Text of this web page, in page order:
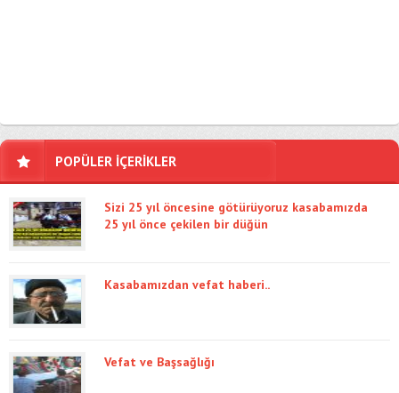
POPÜLER İÇERİKLER
Sizi 25 yıl öncesine götürüyoruz kasabamızda
25 yıl önce çekilen bir düğün
Kasabamızdan vefat haberi..
Vefat ve Başsağlığı